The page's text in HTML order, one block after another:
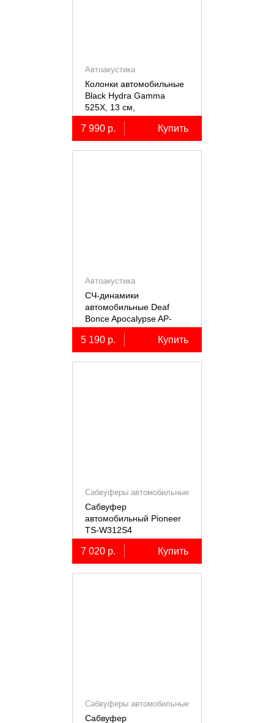
Автоакустика
Колонки автомобильные
Black Hydra Gamma
525X, 13 см,
коаксиальные
двухполосные, 2 шт.
7 990 р. Купить
Автоакустика
СЧ-динамики
автомобильные Deaf
Bonce Apocalypse AP-
M61SE PRO
5 190 р. Купить
Сабвуферы автомобильные
Сабвуфер
автомобильный Pioneer
TS-W312S4
7 020 р. Купить
Сабвуферы автомобильные
Сабвуфер